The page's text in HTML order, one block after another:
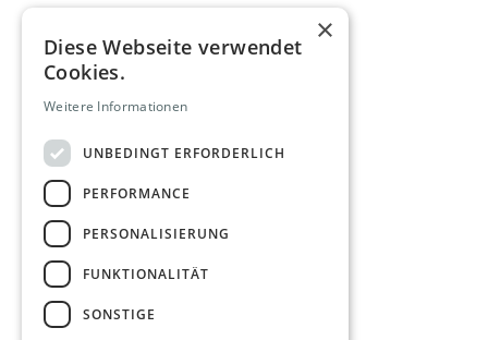
×
Diese Webseite verwendet
Cookies.
Weitere Informationen
UNBEDINGT ERFORDERLICH
PERFORMANCE
PERSONALISIERUNG
FUNKTIONALITÄT
SONSTIGE